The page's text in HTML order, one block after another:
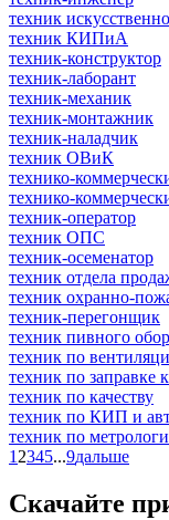
техник
техник КИПиА
техник-конструктор
техник-лаборант
техник-механик
техник-монтажник
техник-наладчик
техник ОВиК
технико-
технико-
техник-оператор
техник ОПС
техник-осеменатор
техник отдела
техник охранно-
техник-перегонщик
техник пивного
техник по
техник по заправке
техник по качеству
техник по КИП и
техник по
1 2345...9дальше
Скачайте